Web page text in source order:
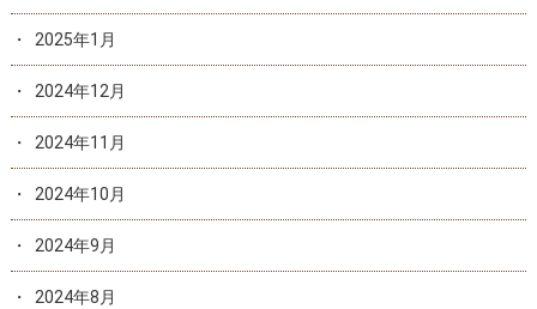
2025年1月
2024年12月
2024年11月
2024年10月
2024年9月
2024年8月